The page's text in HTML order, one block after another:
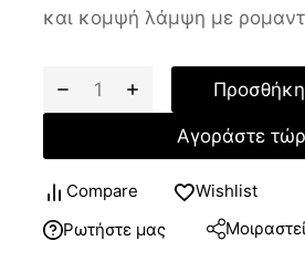
και κομψή λάμψη με
Αγοράστε
Compare
Wishlist
Ρωτήστε μας